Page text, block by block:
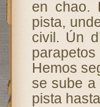
en chao.
pista,
civil. Ún
Hemos
se sube
pista